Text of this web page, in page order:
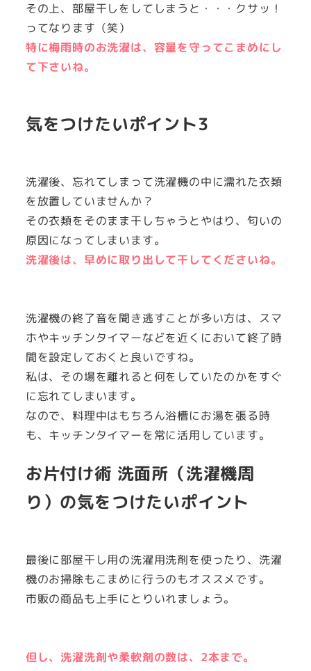
その上、部屋干しをしてしまうと・・・クサッ！
ってなります（笑）
特に梅雨時のお洗濯は、容量を守ってこまめにし
て下さいね。
気をつけたいポイント3
洗濯後、忘れてしまって洗濯機の中に濡れた衣類
を放置していませんか？
その衣類をそのまま干しちゃうとやはり、匂いの
原因になってしまいます。
洗濯後は、早めに取り出して干してくださいね。
洗濯機の終了音を聞き逃すことが多い方は、スマ
ホやキッチンタイマーなどを近くにおいて終了時
間を設定しておくと良いですね。
私は、その場を離れると何をしていたのかをすぐ
に忘れてしまいます。
なので、料理中はもちろん浴槽にお湯を張る時
も、キッチンタイマーを常に活用しています。
お片付け術 洗面所（洗濯機周
り）の気をつけたいポイント
最後に部屋干し用の洗濯用洗剤を使ったり、洗濯
機のお掃除もこまめに行うのもオススメです。
市販の商品も上手にとりいれましょう。
但し、洗濯洗剤や柔軟剤の数は、2本まで。